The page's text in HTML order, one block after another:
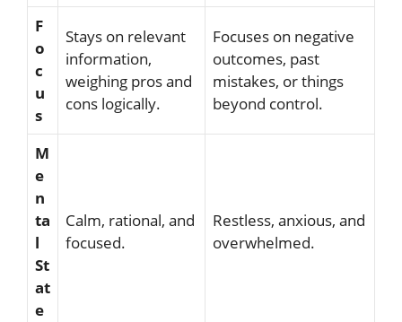
F
o
c
u
s
Stays on relevant
information,
weighing pros and
cons logically.
Focuses on negative
outcomes, past
mistakes, or things
beyond control.
M
e
n
ta
l
St
at
e
Calm, rational, and
focused.
Restless, anxious, and
overwhelmed.